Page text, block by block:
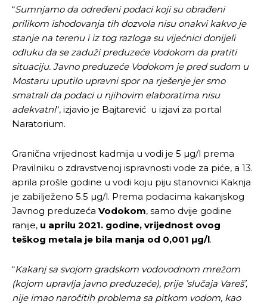
Ovim putem želimo da vam se zahvalimo što ste
odlučili da pustite Vašu priču da živi, Redakcija
Objavi.ba
[wpuf_form id=”7463”]
Ovim putem želimo da vam se zahvalimo što ste
odlučili da pustite Vašu priču da živi, Redakcija
Objavi.ba
[wpuf_form id=”7463”]
“Sumnjamo da određeni podaci koji su obrađeni
prilikom ishodovanja tih dozvola nisu onakvi kakvo je
stanje na terenu i iz tog razloga su vijećnici donijeli
odluku da se zaduži preduzeće Vodokom da pratiti
situaciju. Javno preduzeće Vodokom je pred sudom u
Mostaru uputilo upravni spor na rješenje jer smo
smatrali da podaci u njihovim elaboratima nisu
adekvatni“, izjavio je Bajtarević u izjavi za portal
Naratorium.
Granična vrijednost kadmija u vodi je 5 µg/l prema
Pravilniku o zdravstvenoj ispravnosti vode za piće, a 13.
aprila prošle godine u vodi koju piju stanovnici Kaknja
je zabilježeno 5.5 µg/l. Prema podacima kakanjskog
Javnog preduzeća Vodokom, samo dvije godine
ranije, u aprilu 2021. godine, vrijednost ovog
teškog metala je bila manja od 0,001 µg/l.
“Kakanj sa svojom gradskom vodovodnom mrežom
(kojom upravlja javno preduzeće), prije ’slučaja Vareš’,
nije imao naročitih problema sa pitkom vodom, kao